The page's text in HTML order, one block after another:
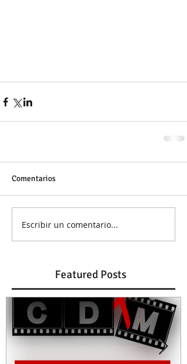
Comentarios
Escribir un comentario...
Featured Posts